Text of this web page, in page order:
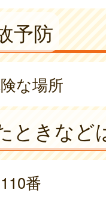
予防
な場所
ときなど
番